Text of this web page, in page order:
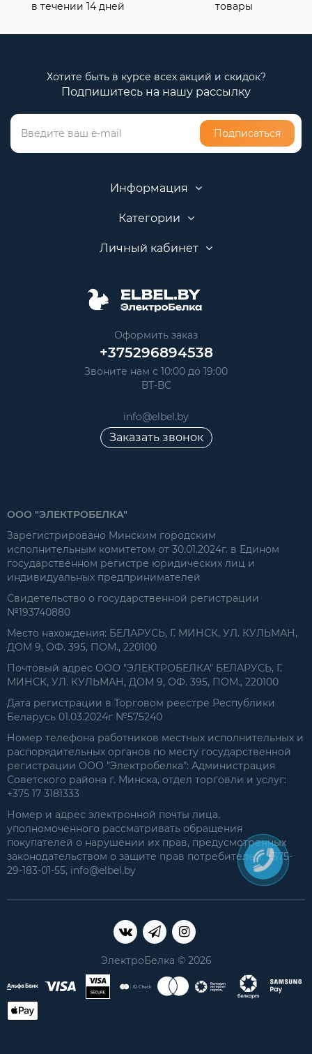
в течении 14 дней
товары
Хотите быть в курсе всех акций и скидок?
Подпишитесь на нашу рассылку
Подписаться
Информация
Категории
Личный кабинет
Оформить заказ
+375296894538
Звоните нам с 10:00 до 19:00
ВТ-ВС
info@elbel.by
Заказать звонок
ООО "ЭЛЕКТРОБЕЛКА"
Зарегистрировано Минским городским
исполнительным комитетом от 30.01.2024г. в Едином
государственном регистре юридических лиц и
индивидуальных предпринимателей
Свидетельство о государственной регистрации
№193740880
Место нахождения: БЕЛАРУСЬ, Г. МИНСК, УЛ. КУЛЬМАН,
ДОМ 9, ОФ. 395, ПОМ., 220100
Почтовый адрес ООО "ЭЛЕКТРОБЕЛКА" БЕЛАРУСЬ, Г.
МИНСК, УЛ. КУЛЬМАН, ДОМ 9, ОФ. 395, ПОМ., 220100
Дата регистрации в Торговом реестре Республики
Беларусь 01.03.2024г №575240
Номер телефона работников местных исполнительных и
распорядительных органов по месту государственной
регистрации ООО "Электробелка": Администрация
Советского района г. Минска, отдел торговли и услуг:
+375 17 3181333
Номер и адрес электронной почты лица,
уполномоченного рассматривать обращения
покупателей о нарушении их прав, предусмотренных
законодательством о защите прав потребителей: +375-
29-183-01-55, info@elbel.by
ЭлектроБелка © 2026